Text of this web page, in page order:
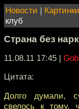
Новости | Картинки
клуб
Страна без
11.08.11 17:45 |
Цитата:
Долго думали,
свелось к тому,